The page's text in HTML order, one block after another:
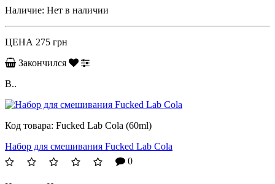
Наличие: Нет в наличии
ЦЕНА 275 грн
Закончился
B..
Код товара: Fucked Lab Cola (60ml)
Набор для смешивания Fucked Lab Cola
0